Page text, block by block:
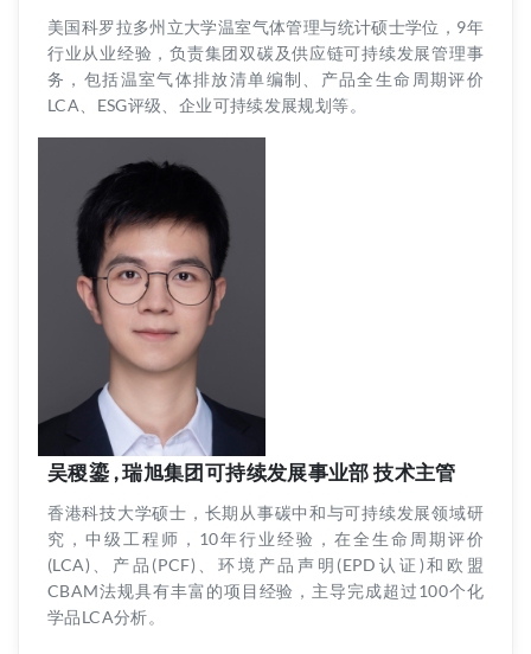
美国科罗拉多州立大学温室气体管理与统计硕士学位，9年
行业从业经验，负责集团双碳及供应链可持续发展管理事
务，包括温室气体排放清单编制、产品全生命周期评价
LCA、ESG评级、企业可持续发展规划等。
吴稷鎏 , 瑞旭集团可持续发展事业部 技术主管
香港科技大学硕士，长期从事碳中和与可持续发展领域研
究，中级工程师，10年行业经验，在全生命周期评价
(LCA)、产品(PCF)、环境产品声明(EPD认证)和欧盟
CBAM法规具有丰富的项目经验，主导完成超过100个化
学品LCA分析。